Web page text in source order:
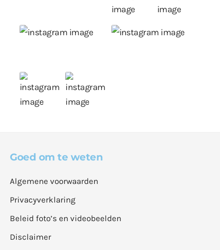
Goed om te weten
Algemene voorwaarden
Privacyverklaring
Beleid foto’s en videobeelden
Disclaimer